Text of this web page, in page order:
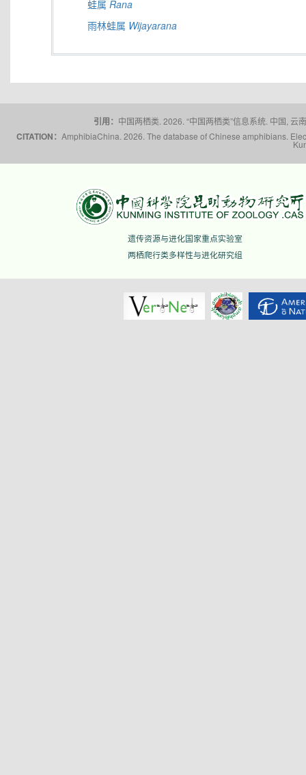
蛙属 Rana
雨林蛙属 Wijayarana
引用： 中国两栖类. 2026. “中国两栖类”信息系统. 中国,
CITATION： AmphibiaChina. 2026. The database of Chinese amphibians.
遗传资源与进化国家重点实验室
两栖爬行类多样性与进化研究组